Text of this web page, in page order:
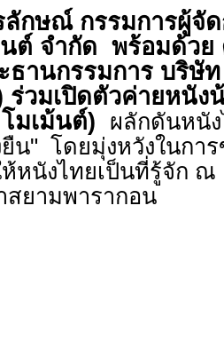
กษณ์ กรรมการผู้จั
นต์ จำกัด พร้อมด้วย
ธานกรรมการ บริษั
วมเปิดตัวค่ายหนัง
มเม้นต์) ผลักดันหนัง
น" โดยมุ่งหวังในกา
ห้หนังไทยเป็นที่รู้จัก
สยามพารากอน